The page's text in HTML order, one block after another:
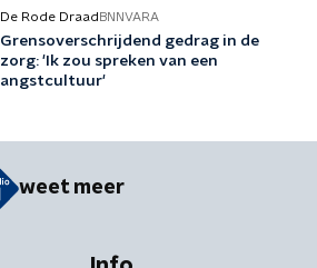
De Rode Draad BNNVARA
Grensoverschrijdend gedrag in de
zorg: 'Ik zou spreken van een
angstcultuur'
weet meer